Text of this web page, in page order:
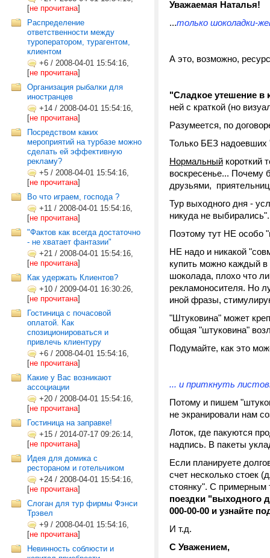
[не прочитана]
Распределение
ответственности между
туроператором, турагентом,
клиентом
+6 / 2008-04-01 15:54:16,
[не прочитана]
Организация рыбалки для
иностранцев
+14 / 2008-04-01 15:54:16,
[не прочитана]
Посредством каких
мероприятий на турбазе можно
сделать ей эффективную
рекламу?
+5 / 2008-04-01 15:54:16,
[не прочитана]
Во что играем, господа ?
+11 / 2008-04-01 15:54:16,
[не прочитана]
"Фактов как всегда достаточно
- не хватает фантазии"
+21 / 2008-04-01 15:54:16,
[не прочитана]
Как удержать Клиентов?
+10 / 2009-04-01 16:30:26,
[не прочитана]
Гостиница с почасовой
оплатой. Как
спозиционироваться и
привлечь клиентуру
+6 / 2008-04-01 15:54:16,
[не прочитана]
Какие у Вас возникают
ассоциации
+20 / 2008-04-01 15:54:16,
[не прочитана]
Гостиница на заправке!
+15 / 2014-07-17 09:26:14,
[не прочитана]
Идея для домика с
рестораном и готельчиком
+24 / 2008-04-01 15:54:16,
[не прочитана]
Слоган для тур фирмы Фэнси
Трэвел
+9 / 2008-04-01 15:54:16,
[не прочитана]
Невинность соблюсти и
Уважаемая Наталья!
...только шоколадки-
А это, возможно,
"Сладкое утешение в
ней с краткой (но
Разумеется, по
Только БЕЗ надоевших
Нормальный короткий
воскресенье... Почему
друзьями,
Тур выходного дня -
никуда не выбирались".
Поэтому тут НЕ особо
НЕ надо и никакой
купить можно каждый
шоколада, плохо что
рекламоносителя. Но
иной фразы,
"Штуковина" может
общая "штуковина"
Подумайте, как это
... и приткнуть
Потому и пишем
не экранировали нам
Лоток, где пакуются
надпись. В пакеты
Если планируете
счет несколько стоек
стоянку". С примерным
поездки "выходного
000-00-00 и узнайте
И т.д.
С Уважением,